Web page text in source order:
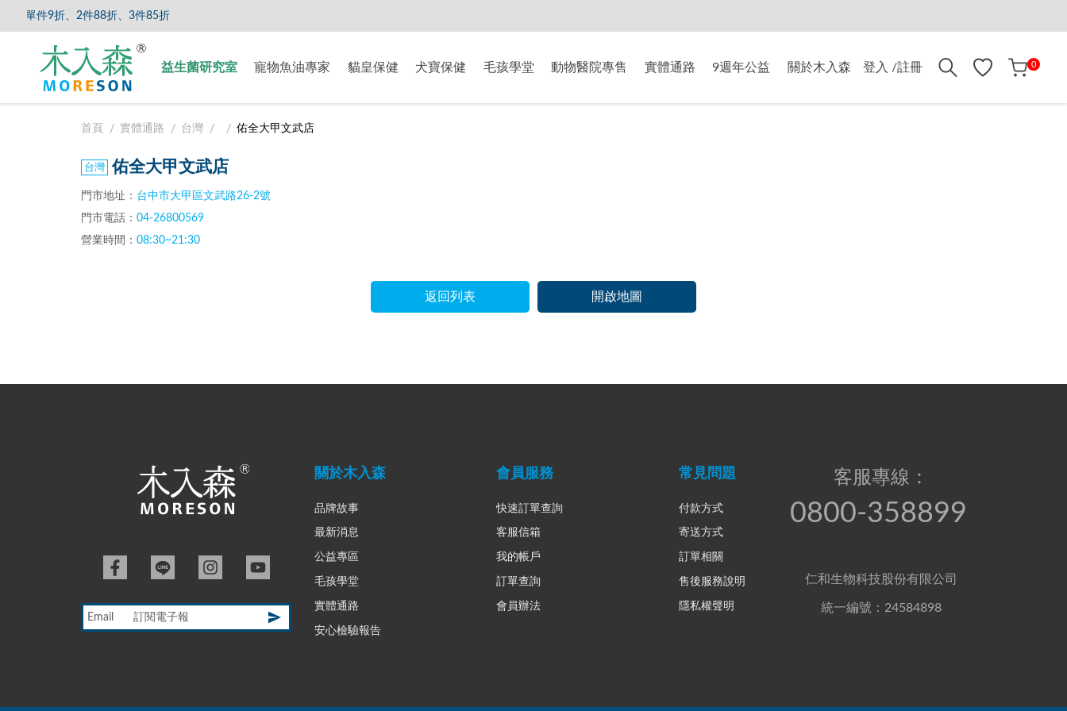
單件9折、2件88折、3件85折
益生菌研究室 寵物魚油專家 貓皇保健 犬寶保健 毛孩學堂 動物醫院專售 實體通路 9週年公益 關於木入森 登入 /註冊 0
首頁 實體通路 台灣 佑全大甲文武店
佑全大甲文武店
門市地址： 台中市大甲區文武路26-2號
門市電話： 04-26800569
營業時間： 08:30~21:30
返回列表 開啟地圖
客服專線：
0800-358899
仁和生物科技股份有限公司
統一編號：24584898
關於木入森
品牌故事
最新消息
公益專區
毛孩學堂
實體通路
安心檢驗報告
會員服務
快速訂單查詢
客服信箱
我的帳戶
訂單查詢
會員辦法
常見問題
付款方式
寄送方式
訂單相關
售後服務說明
隱私權聲明
Email